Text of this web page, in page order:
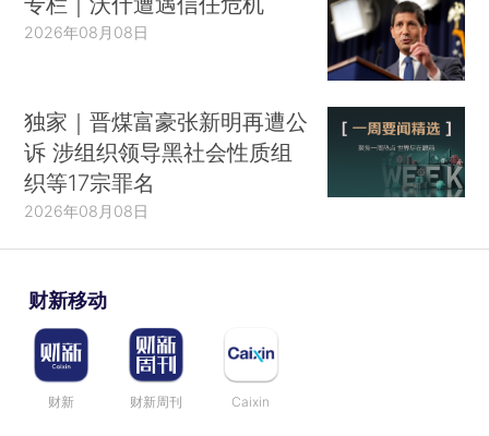
2026年08月08日
独家｜晋煤富豪张新明再遭公
诉 涉组织领导黑社会性质组
织等17宗罪名
2026年08月08日
财新移动
财新 财新周刊 Caixin